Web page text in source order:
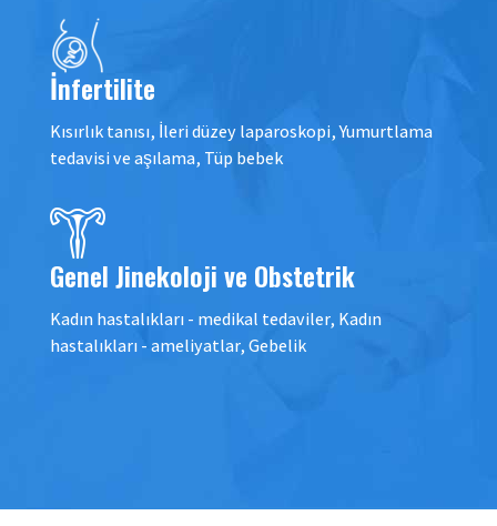
İnfertilite
Kısırlık tanısı, İleri düzey laparoskopi, Yumurtlama
tedavisi ve aşılama, Tüp bebek
Genel Jinekoloji ve Obstetrik
Kadın hastalıkları - medikal tedaviler, Kadın
hastalıkları - ameliyatlar, Gebelik